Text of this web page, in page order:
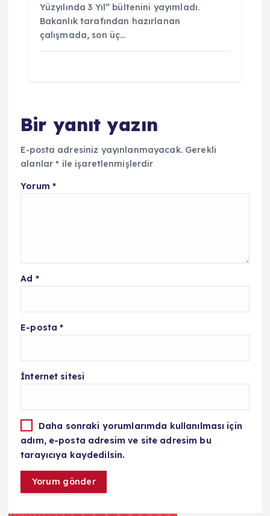
Yüzyılında 3 Yıl” bültenini yayımladı.
Bakanlık tarafından hazırlanan
çalışmada, son üç…
Bir yanıt yazın
E-posta adresiniz yayınlanmayacak. Gerekli
alanlar* ile işaretlenmişlerdir
Yorum *
Ad *
E-posta*
İnternet sitesi
Daha sonraki yorumlarımda kullanılması için
adım, e-posta adresim ve site adresim bu
tarayıcıya kaydedilsin.